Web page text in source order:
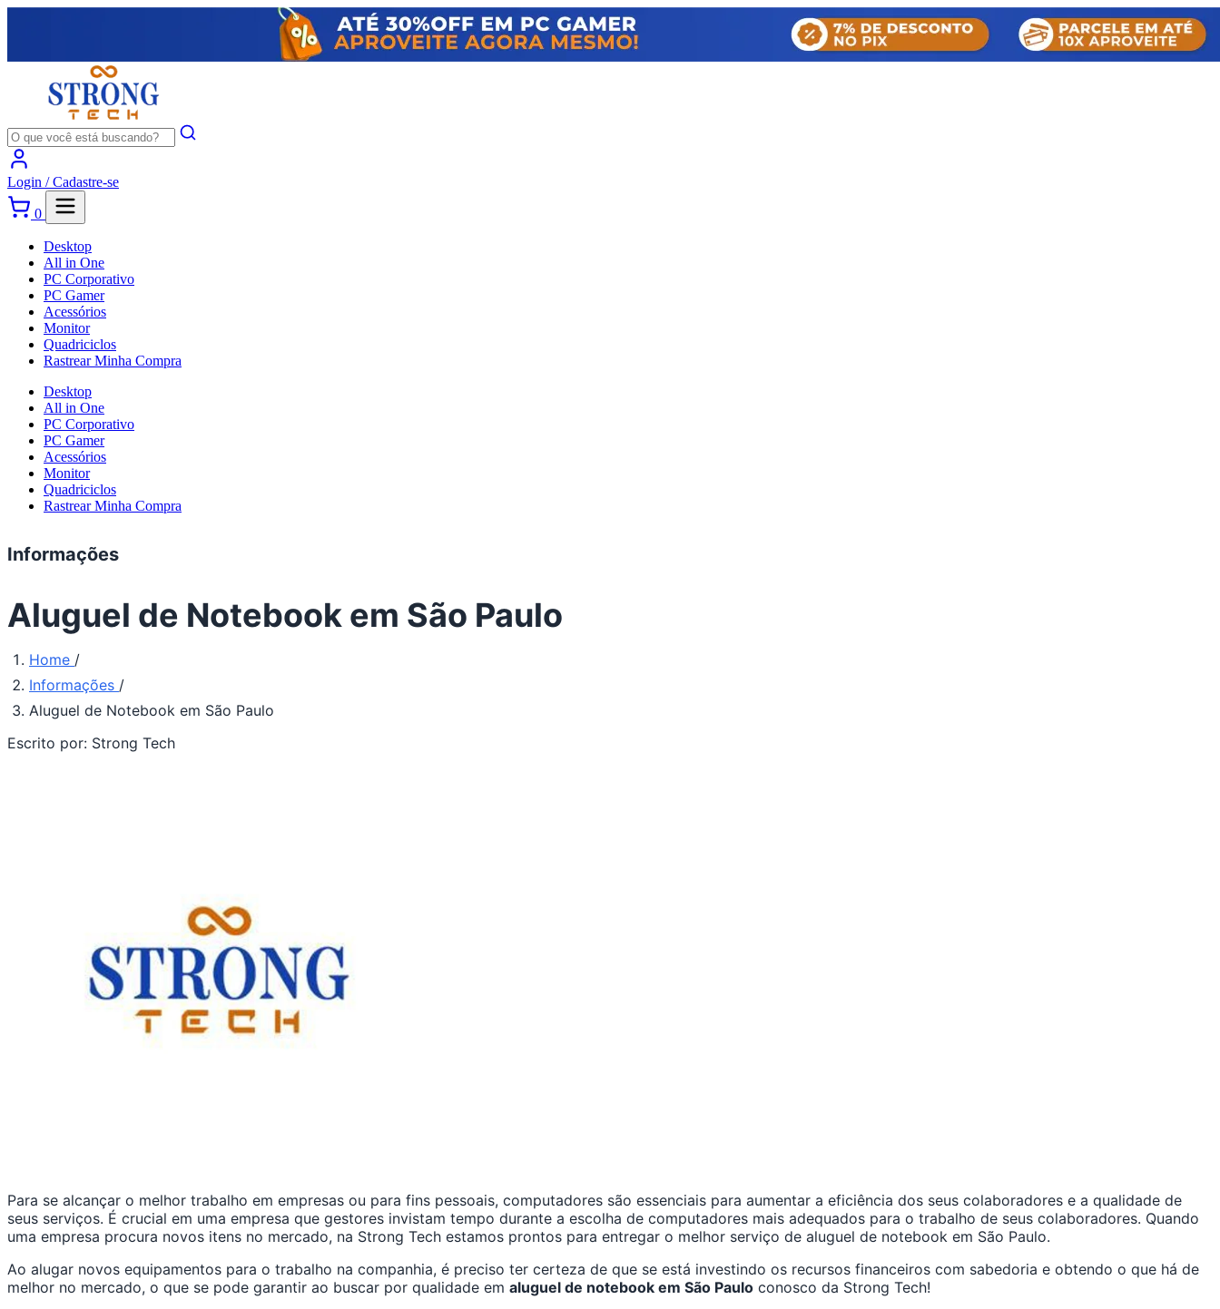
Login /Cadastre-se
0
Desktop
All in One
PC Corporativo
PC Gamer
Acessórios
Monitor
Quadriciclos
Rastrear Minha Compra
Desktop
All in One
PC Corporativo
PC Gamer
Acessórios
Monitor
Quadriciclos
Rastrear Minha Compra
Informações
Aluguel de Notebook em São Paulo
Home /
Informações /
Aluguel de Notebook em São Paulo
Escrito por: Strong Tech
Para se alcançar o melhor trabalho em empresas ou para fins pessoais, computadores são essenciais para aumentar a eficiência dos seus colaboradores e a qualidade de
seus serviços. É crucial em uma empresa que gestores invistam tempo durante a escolha de computadores mais adequados para o trabalho de seus colaboradores. Quando
uma empresa procura novos itens no mercado, na Strong Tech estamos prontos para entregar o melhor serviço de aluguel de notebook em São Paulo.
Ao alugar novos equipamentos para o trabalho na companhia, é preciso ter certeza de que se está investindo os recursos financeiros com sabedoria e obtendo o que há de
melhor no mercado, o que se pode garantir ao buscar por qualidade em aluguel de notebook em São Paulo conosco da Strong Tech!